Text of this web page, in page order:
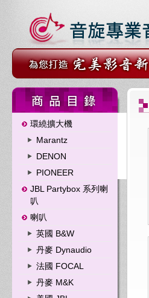
環繞擴大機
Marantz
DENON
PIONEER
JBL Partybox 系列喇
叭
喇叭
英國 B&W
丹麥 Dynaudio
法國 FOCAL
丹麥 M&K